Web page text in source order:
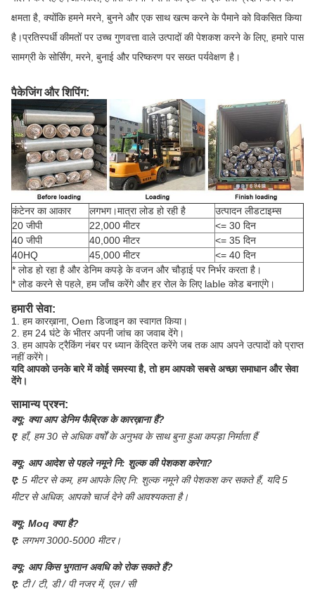
क्षमता है, क्योंकि हमने मरने, बुनने और एक साथ खत्म करने के पैमाने को विकसित किया
है।प्रतिस्पर्धी कीमतों पर उच्च गुणवत्ता वाले उत्पादों की पेशकश करने के लिए, हमारे पास
सामग्री के सोर्सिंग, मरने, बुनाई और परिष्करण पर सख्त पर्यवेक्षण है।
पैकेजिंग और शिपिंग:
कंटेनर का आकार लगभग।मात्रा लोड हो रही है
उत्पादन लीडटाइम्स
20 जीपी
22,000 मीटर
<= 30 दिन
40 जीपी
40,000 मीटर
<= 35 दिन
40HQ
45,000 मीटर
<= 40 दिन
* लोड हो रहा है और डेनिम कपड़े के वजन और चौड़ाई पर निर्भर करता है।
* लोड करने से पहले, हम जाँच करेंगे और हर रोल के लिए lable कोड बनाएंगे।
हमारी सेवा:
1. हम कारख़ाना, Oem डिजाइन का स्वागत किया।
2. हम 24 घंटे के भीतर अपनी जांच का जवाब देंगे।
3. हम आपके ट्रैकिंग नंबर पर ध्यान केंद्रित करेंगे जब तक आप अपने उत्पादों को प्राप्त
नहीं करेंगे।
यदि आपको उनके बारे में कोई समस्या है, तो हम आपको सबसे अच्छा समाधान और सेवा
देंगे।
सामान्य प्रश्न:
क्यू: क्या आप डेनिम फैब्रिक के कारख़ाना हैं?
ए: हाँ, हम 30 से अधिक वर्षों के अनुभव के साथ बुना हुआ कपड़ा निर्माता हैं
क्यू: आप आदेश से पहले नमूने नि: शुल्क की पेशकश करेगा?
ए: 5 मीटर से कम, हम आपके लिए नि: शुल्क नमूने की पेशकश कर सकते हैं, यदि 5
मीटर से अधिक, आपको चार्ज देने की आवश्यकता है।
क्यू: Moq क्या है?
ए: लगभग 3000-5000 मीटर।
क्यू: आप किस भुगतान अवधि को रोक सकते हैं?
ए: टी / टी, डी / पी नजर में, एल / सी